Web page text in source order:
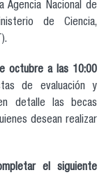
Nacional de
de Ciencia,
octubre a las 10:00
de evaluación y
detalle las becas
desean realizar
el siguiente